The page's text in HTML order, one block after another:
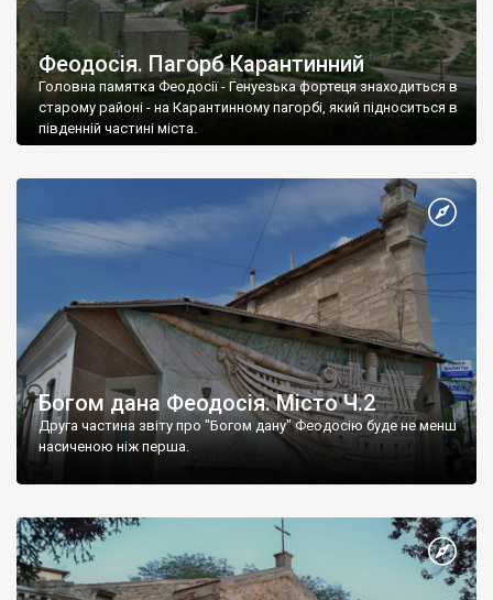
Феодосія. Пагорб Карантинний
Головна памятка Феодосії - Генуезька фортеця знаходиться в
старому районі - на Карантинному пагорбі, який підноситься в
південній частині міста.
Богом дана Феодосія. Місто Ч.2
Друга частина звіту про "Богом дану" Феодосію буде не менш
насиченою ніж перша.